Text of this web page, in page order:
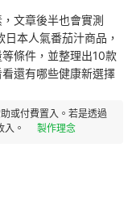
文章後半也會實測
本人氣番茄汁商品，
條件，並整理出10款
還有哪些健康新選擇
或付費置入。若是透過
。
製作理念